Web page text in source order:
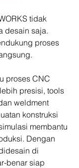
tidak
desain saja.
proses
proses CNC
presisi, tools
weldment
konstruksi
membantu
Dengan
di
benar siap